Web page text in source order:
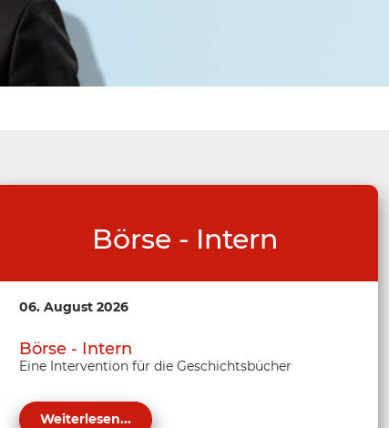
Börse - Intern
06. August 2026
Börse - Intern
Eine Intervention für die Geschichtsbücher
Weiterlesen...